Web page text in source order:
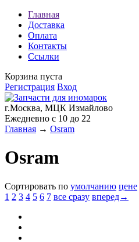
Главная
Доставка
Оплата
Контакты
Ссылки
Корзина пуста
Регистрация Вход
г.Москва, МЦК Измайлово
Ежедневно с 10 до 22
Главная → Osram
Osram
Сортировать по умолчанию цене
1 2 3 4 5 6 7 все сразу вперед→